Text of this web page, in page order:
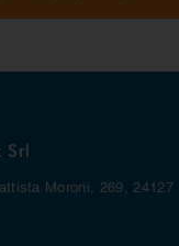
Srl
Moroni, 269, 24127